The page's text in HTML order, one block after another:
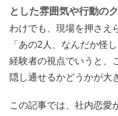
とした雰囲気や行動の
わけでも、現場を押さえ
「あの2人、なんだか怪
経験者の視点でいうと、
隠し通せるかどうかが大
この記事では、社内恋愛